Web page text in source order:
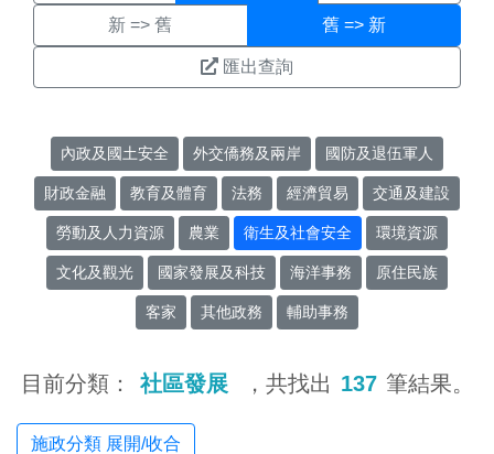
新 => 舊 舊 => 新
匯出查詢
內政及國土安全 外交僑務及兩岸 國防及退伍軍人
財政金融 教育及體育 法務 經濟貿易 交通及建設
勞動及人力資源 農業 衛生及社會安全 環境資源
文化及觀光 國家發展及科技 海洋事務 原住民族
客家 其他政務 輔助事務
目前分類： 社區發展 ，共找出 137 筆結果。
施政分類 展開/收合